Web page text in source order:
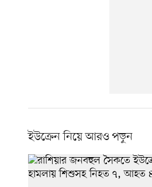
ইউক্রেন নিয়ে আরও পড়ুন